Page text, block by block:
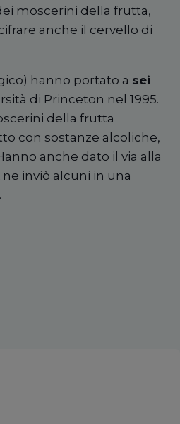
moscerini della frutta,
anche il cervello di
hanno portato a sei
di Princeton nel 1995.
della frutta
con sostanze alcoliche,
anche dato il via alla
ne inviò alcuni in una